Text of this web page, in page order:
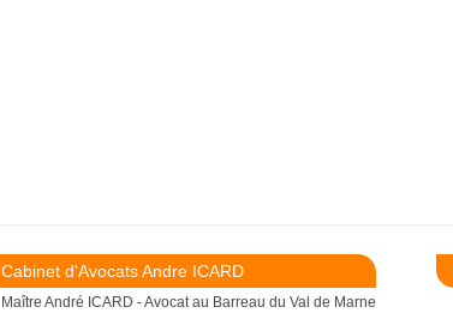
Cabinet d'Avocats Andre ICARD
Maître André ICARD - Avocat au Barreau du Val de Marne